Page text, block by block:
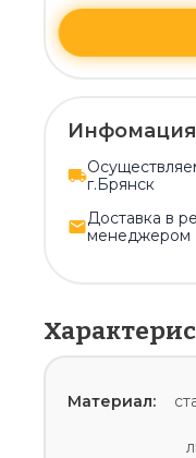
г.Брянск
Доставка в
менеджером
Материал: